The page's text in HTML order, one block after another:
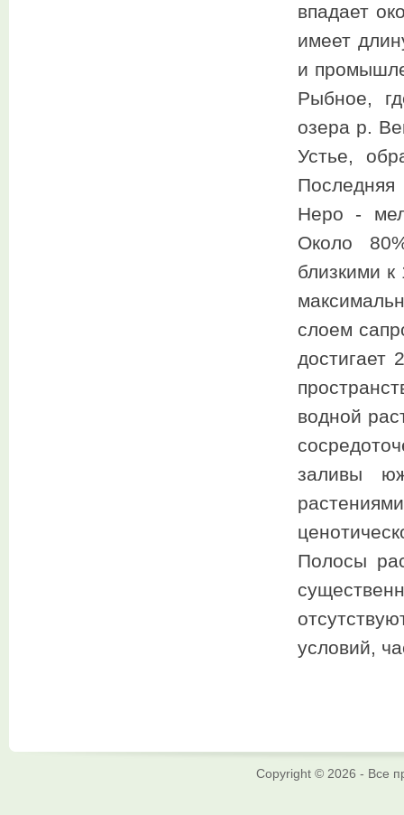
впадает
имеет
и
Рыбное,
озера р.
Устье,
Последняя
Неро -
Около
близкими
слоем
водной
заливы
Полосы
условий,
Copyright © 2026 - Все